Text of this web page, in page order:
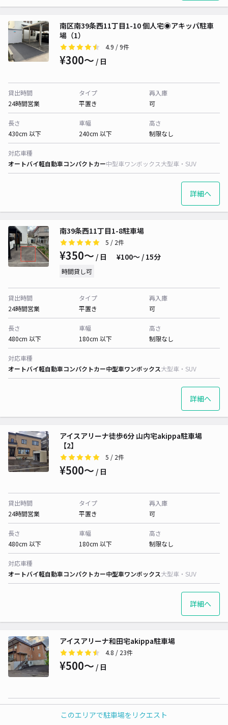
このエリアで駐車場をリクエスト
南区南39条西11丁目1-10 個人宅◉アキッパ駐車
場（1）
4.9 / 9件
¥300〜 / 日
貸出時間
24時間営業
タイプ
平置き
再入庫
可
長さ
430cm 以下
車幅
240cm 以下
高さ
制限なし
対応車種
オートバイ軽自動車コンパクトカー中型車ワンボックス大型車・SUV
詳細へ
南39条西11丁目1-8駐車場
5 / 2件
¥350〜 / 日 ¥100〜 / 15分
時間貸し可
貸出時間
24時間営業
タイプ
平置き
再入庫
可
長さ
480cm 以下
車幅
180cm 以下
高さ
制限なし
対応車種
オートバイ軽自動車コンパクトカー中型車ワンボックス大型車・SUV
詳細へ
アイスアリーナ徒歩6分 山内宅akippa駐車場
【2】
5 / 2件
¥500〜 / 日
貸出時間
24時間営業
タイプ
平置き
再入庫
可
長さ
480cm 以下
車幅
180cm 以下
高さ
制限なし
対応車種
オートバイ軽自動車コンパクトカー中型車ワンボックス大型車・SUV
詳細へ
アイスアリーナ和田宅akippa駐車場
4.8 / 23件
¥500〜 / 日
平置き
可